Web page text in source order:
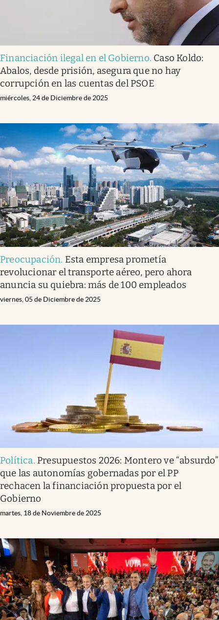
Financiación ilegal en el Gobierno. Caso Koldo:
Abalos, desde prisión, asegura que no hay
corrupción en las cuentas del PSOE
miércoles, 24 de Diciembre de 2025
Preocupación. Esta empresa prometía
revolucionar el transporte aéreo, pero ahora
anuncia su quiebra: más de 100 empleados
viernes, 05 de Diciembre de 2025
Política. Presupuestos 2026: Montero ve “absurdo”
que las autonomías gobernadas por el PP
rechacen la financiación propuesta por el
Gobierno
martes, 18 de Noviembre de 2025